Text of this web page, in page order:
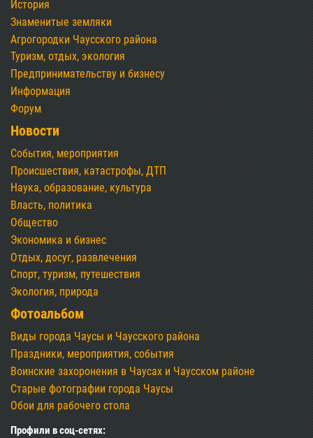
История
Знаменитые земляки
Агрогородки Чаусского района
Туризм, отдых, экология
Предпринимательству и бизнесу
Информация
Форум
Новости
События, мероприятия
Происшествия, катастрофы, ДТП
Наука, образование, культура
Власть, политика
Общество
Экономика и бизнес
Отдых, досуг, развлечения
Спорт, туризм, путешествия
Экология, природа
Фотоальбом
Виды города Чаусы и Чаусского района
Праздники, мероприятия, события
Воинские захоронения в Чаусах и Чаусском районе
Старые фотографии города Чаусы
Обои для рабочего стола
Профили в соц-сетях: